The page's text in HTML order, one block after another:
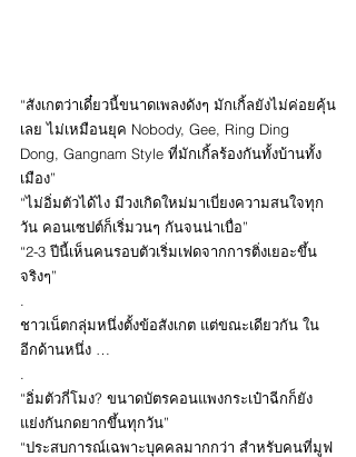
“สังเกตว่าเดี๋ยวนี้ขนาดเพลงดังๆ มักเกิ้ลยังไม่ค่อยคุ้น
เลย ไม่เหมือนยุค Nobody, Gee, Ring Ding
Dong, Gangnam Style ที่มักเกิ้ลร้องกันทั้งบ้านทั้ง
เมือง”
“ไม่อิ่มตัวได้ไง มีวงเกิดใหม่มาเบี่ยงความสนใจทุก
วัน คอนเซปต์ก็เริ่มวนๆ กันจนน่าเบื่อ”
“2-3 ปีนี้เห็นคนรอบตัวเริ่มเฟดจากการติ่งเยอะขึ้น
จริงๆ”
.
ชาวเน็ตกลุ่มหนึ่งตั้งข้อสังเกต แต่ขณะเดียวกัน ใน
อีกด้านหนึ่ง …
.
“อิ่มตัวกี่โมง? ขนาดบัตรคอนแพงกระเป๋าฉีกก็ยัง
แย่งกันกดยากขึ้นทุกวัน”
“ประสบการณ์เฉพาะบุคคลมากกว่า สำหรับคนที่มูฟ